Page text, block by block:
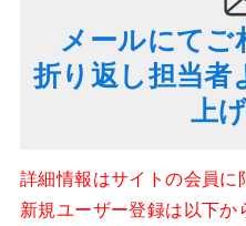
メールにてご
折り返し担当者
上
詳細情報はサイトの会員に
新規ユーザー登録は以下か